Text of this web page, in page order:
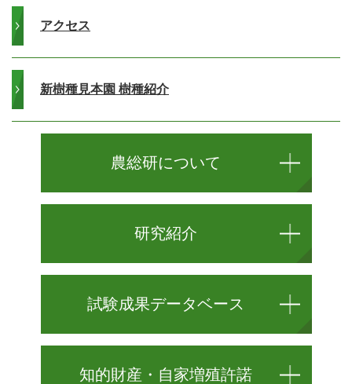
アクセス
新樹種見本園 樹種紹介
農総研について
研究紹介
試験成果データベース
知的財産・自家増殖許諾